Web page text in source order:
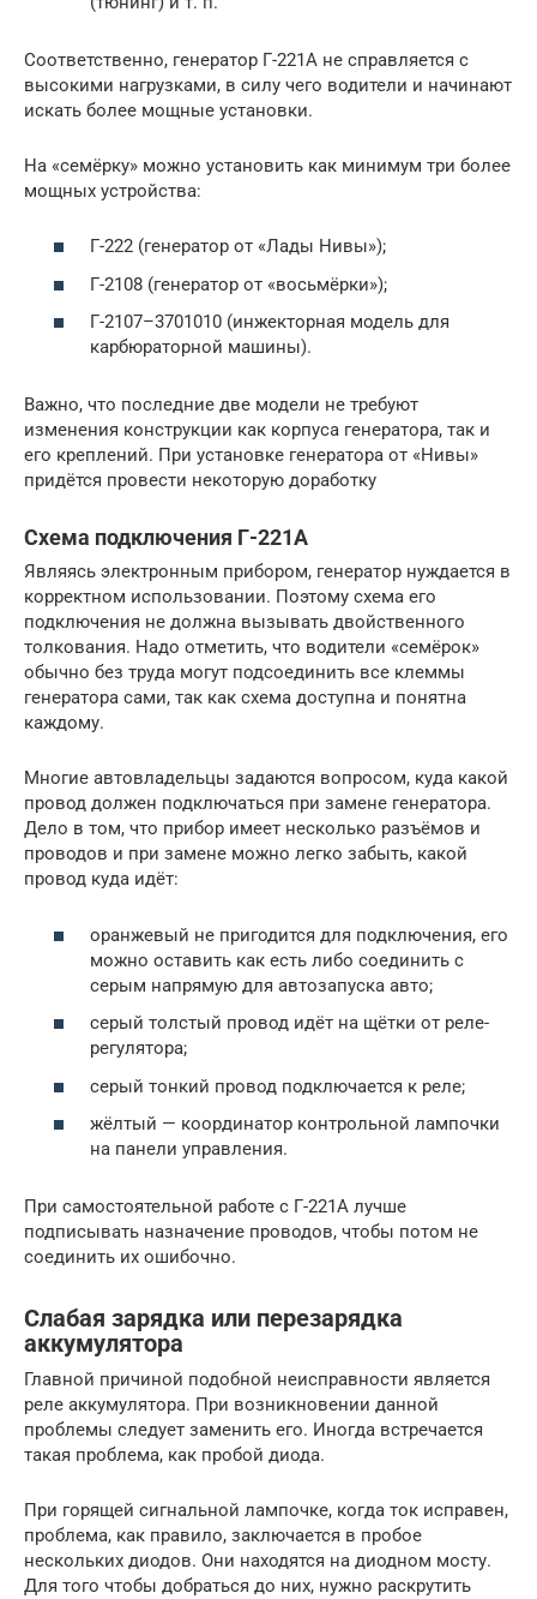
Соответственно, генератор Г-221А не справляется с
высокими нагрузками, в силу чего водители и начинают
искать более мощные установки.
На «семёрку» можно установить как минимум три более
мощных устройства:
Г-222 (генератор от «Лады Нивы»);
Г-2108 (генератор от «восьмёрки»);
Г-2107–3701010 (инжекторная модель для
карбюраторной машины).
Важно, что последние две модели не требуют
изменения конструкции как корпуса генератора, так и
его креплений. При установке генератора от «Нивы»
придётся провести некоторую доработку
Схема подключения Г-221А
Являясь электронным прибором, генератор нуждается в
корректном использовании. Поэтому схема его
подключения не должна вызывать двойственного
толкования. Надо отметить, что водители «семёрок»
обычно без труда могут подсоединить все клеммы
генератора сами, так как схема доступна и понятна
каждому.
Многие автовладельцы задаются вопросом, куда какой
провод должен подключаться при замене генератора.
Дело в том, что прибор имеет несколько разъёмов и
проводов и при замене можно легко забыть, какой
провод куда идёт:
оранжевый не пригодится для подключения, его
можно оставить как есть либо соединить с
серым напрямую для автозапуска авто;
серый толстый провод идёт на щётки от реле-
регулятора;
серый тонкий провод подключается к реле;
жёлтый — координатор контрольной лампочки
на панели управления.
При самостоятельной работе с Г-221А лучше
подписывать назначение проводов, чтобы потом не
соединить их ошибочно.
Слабая зарядка или перезарядка
аккумулятора
Главной причиной подобной неисправности является
реле аккумулятора. При возникновении данной
проблемы следует заменить его. Иногда встречается
такая проблема, как пробой диода.
При горящей сигнальной лампочке, когда ток исправен,
проблема, как правило, заключается в пробое
нескольких диодов. Они находятся на диодном мосту.
Для того чтобы добраться до них, нужно раскрутить